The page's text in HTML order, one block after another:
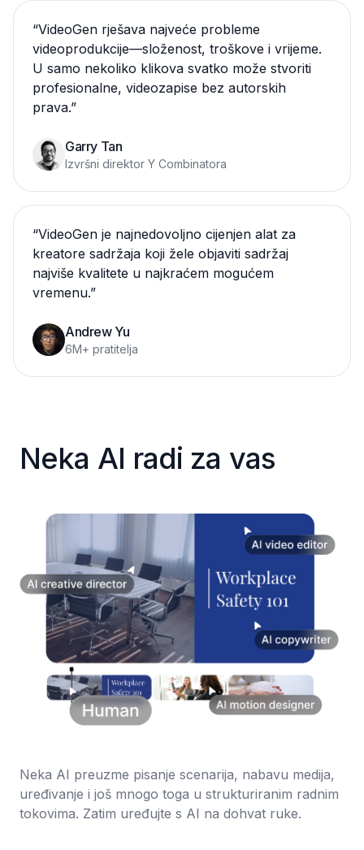
“VideoGen rješava najveće probleme
videoprodukcije—složenost, troškove i vrijeme.
U samo nekoliko klikova svatko može stvoriti
profesionalne, videozapise bez autorskih
prava.”
Garry Tan
Izvršni direktor Y Combinatora
“VideoGen je najnedovoljno cijenjen alat za
kreatore sadržaja koji žele objaviti sadržaj
najviše kvalitete u najkraćem mogućem
vremenu.”
Andrew Yu
6M+ pratitelja
Neka AI radi za vas
Neka AI preuzme pisanje scenarija, nabavu medija,
uređivanje i još mnogo toga u strukturiranim radnim
tokovima. Zatim uređujte s AI na dohvat ruke.